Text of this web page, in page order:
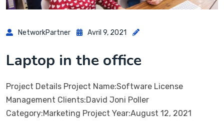
NetworkPartner Avril 9, 2021
Laptop in the office
Project Details Project Name:Software License
Management Clients:David Joni Poller
Category:Marketing Project Year:August 12, 2021